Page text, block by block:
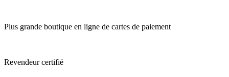
Plus grande boutique en ligne de cartes de paiement
Revendeur certifié